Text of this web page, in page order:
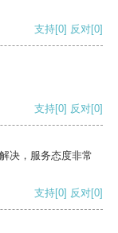
支持[0] 反对[0]
支持[0] 反对[0]
决，服务态度非常
支持[0] 反对[0]